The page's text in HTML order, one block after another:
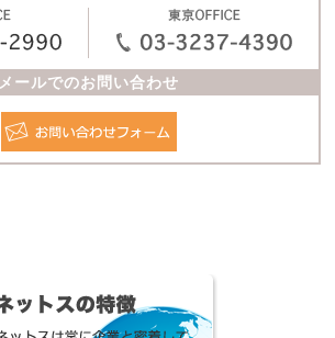
メールでのお問い合わせ